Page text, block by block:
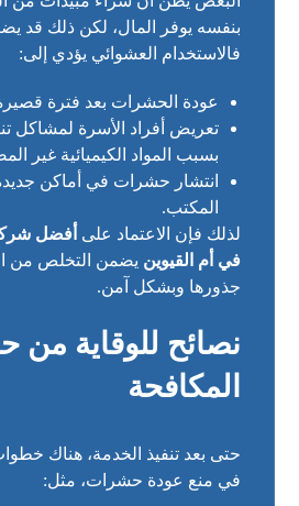
بنفسه يوفر المال، لكن ذلك قد
فالاستخدام العشوائي يؤدي إلى:
عودة الحشرات بعد فترة
تعريض أفراد الأسرة لمشاكل
بسبب المواد الكيميائية غير
انتشار حشرات في أماكن
المكتب.
لذلك فإن الاعتماد على أفضل
في أم القيوين يضمن التخلص من
جذورها وبشكل آمن.
نصائح للوقاية من
المكافحة
حتى بعد تنفيذ الخدمة، هناك
في منع عودة حشرات، مثل: